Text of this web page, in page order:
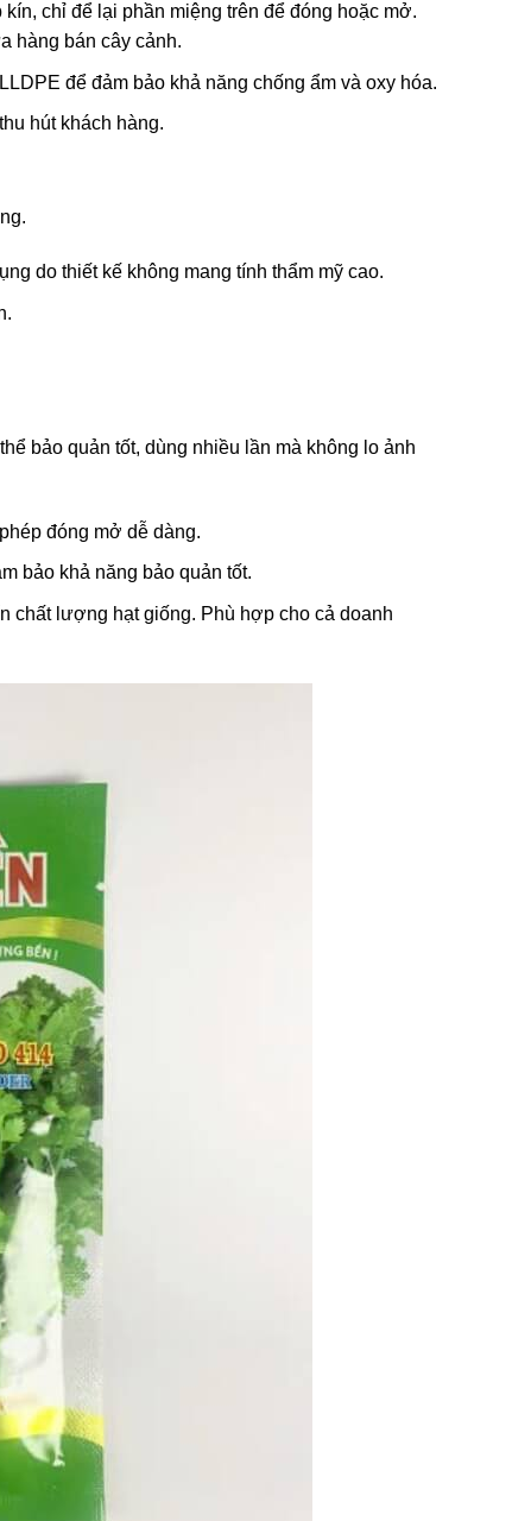
chỉ để lại phần miệng trên để đóng hoặc mở.
hàng bán cây cảnh.
để đảm bảo khả năng chống ẩm và oxy hóa.
hút khách hàng.
do thiết kế không mang tính thẩm mỹ cao.
bảo quản tốt, dùng nhiều lần mà không lo ảnh
đóng mở dễ dàng.
bảo khả năng bảo quản tốt.
chất lượng hạt giống. Phù hợp cho cả doanh